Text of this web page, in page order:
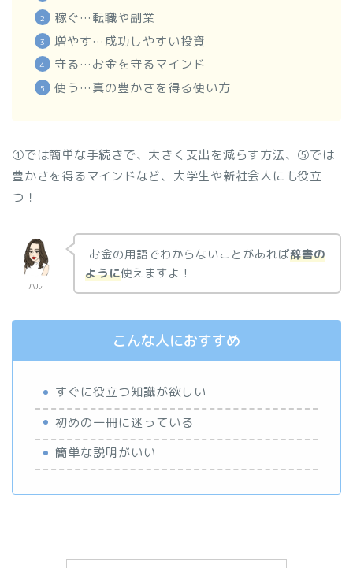
稼ぐ…転職や副業
増やす…成功しやすい投資
守る…お金を守るマインド
使う…真の豊かさを得る使い方
①では簡単な手続きで、大きく支出を減らす方法、⑤では
豊かさを得るマインドなど、大学生や新社会人にも役立
つ！
ハル
お金の用語でわからないことがあれば辞書の
ように使えますよ！
こんな人におすすめ
すぐに役立つ知識が欲しい
初めの一冊に迷っている
簡単な説明がいい